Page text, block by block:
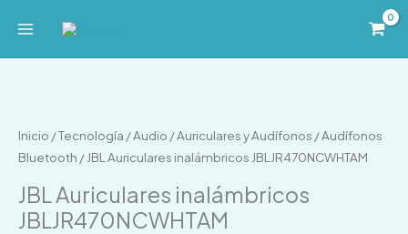
Inicio /Tecnología /Audio /Auriculares y Audífonos /Audífonos
Bluetooth / JBL Auriculares inalámbricos JBLJR470NCWHTAM
JBL Auriculares inalámbricos
JBLJR470NCWHTAM
inalámbricos
JBLJR470NCWHTAM